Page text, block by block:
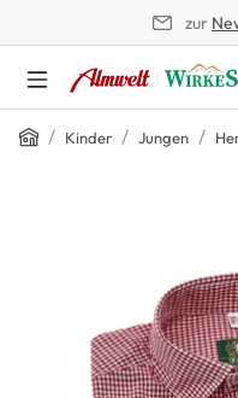
zur
Home
/ Kinder / Jungen /